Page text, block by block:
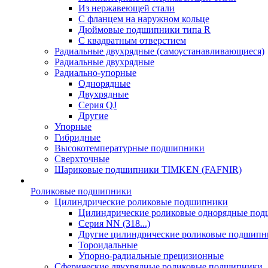
Из нержавеющей стали
С фланцем на наружном кольце
Дюймовые подшипники типа R
С квадратным отверстием
Радиальные двухрядные (самоустанавливающиеся)
Радиальные двухрядные
Радиально-упорные
Однорядные
Двухрядные
Серия QJ
Другие
Упорные
Гибридные
Высокотемпературные подшипники
Сверхточные
Шариковые подшипники TIMKEN (FAFNIR)
Роликовые подшипники
Цилиндрические роликовые подшипники
Цилиндрические роликовые однорядные
Серия NN (318...)
Другие цилиндрические роликовые
Тороидальные
Упорно-радиальные прецизионные